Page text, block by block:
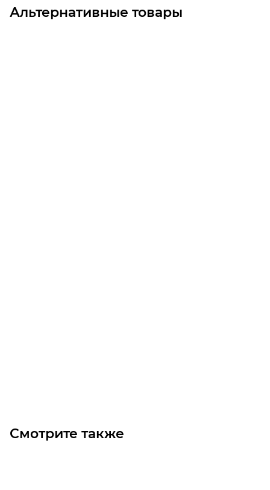
Альтернативные товары
Смотрите также